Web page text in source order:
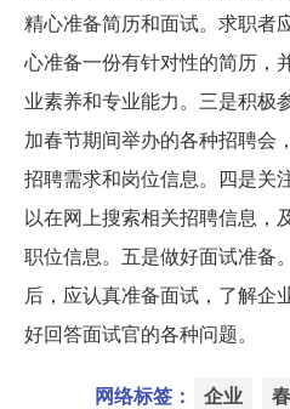
精心准备简历和面试。求职者
心准备一份有针对性的简历，
业素养和专业能力。三是积极
加春节期间举办的各种招聘会
招聘需求和岗位信息。四是关
以在网上搜索相关招聘信息，
职位信息。五是做好面试准备
后，应认真准备面试，了解企
好回答面试官的各种问题。
网络标签： 企业